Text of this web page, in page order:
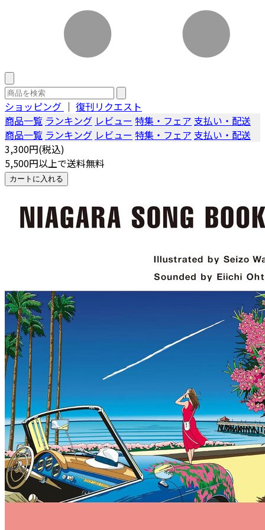
ショッピング ｜ 復刊リクエスト
商品一覧 ランキング レビュー 特集・フェア 支払い・配送
商品一覧 ランキング レビュー 特集・フェア 支払い・配送
3,300円(税込)
5,500円以上で送料無料
カートに入れる